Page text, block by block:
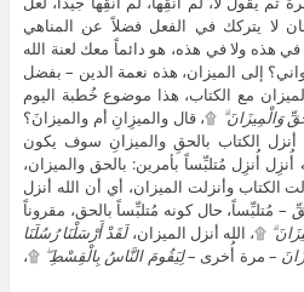
لا يتركك في الفعل فضلاً عن المناهي
هذه ولا في هذه، هو دائماً معك لعنة الله
إلى الميزان، هذه نعمة الدين – بفضل
مع الكتاب، هذا موضوع خُطبة اليوم
وَالْمِيزَانَ ۩، قال والميزِانِ أم والميزانَ؟
أنزل الكتاب بالحقِ والميزانِ سوف يكون
أُنزِل مُتلبِّساً بأمرين: بالحق والميزان،
الكتاب وأنزلت الميزان، أي أن الله أنزل
– مُتلبِّساً، حال كونه مُتلبِّساً بالحق، مقروناً
۩، الله أنزل الميزان،لَقَدْ أَرْسَلْنَا رُسُلَنَا
– مرة أُخرى –لِيَقُومَ النَّاسُ بِالْقِسْطِ ۖ۩،